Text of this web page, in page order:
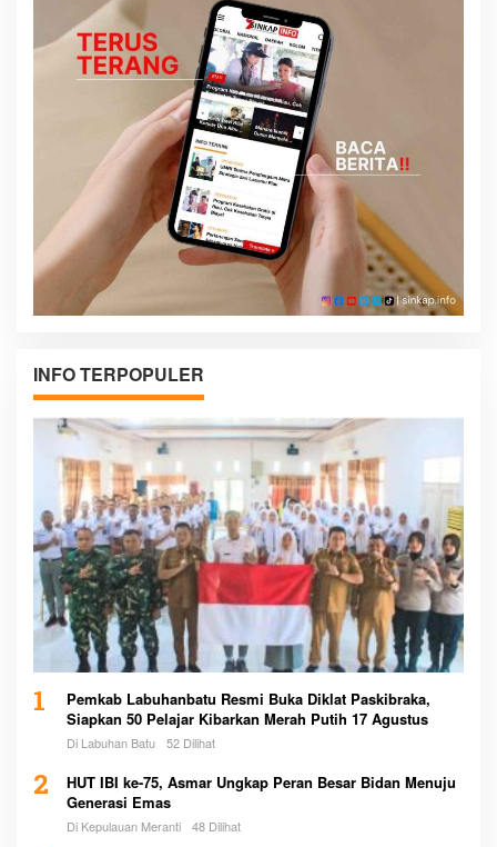
INFO TERPOPULER
1
Pemkab Labuhanbatu Resmi Buka Diklat Paskibraka,
Siapkan 50 Pelajar Kibarkan Merah Putih 17 Agustus
Di Labuhan Batu 52 Dilihat
2
HUT IBI ke-75, Asmar Ungkap Peran Besar Bidan Menuju
Generasi Emas
Di Kepulauan Meranti 48 Dilihat